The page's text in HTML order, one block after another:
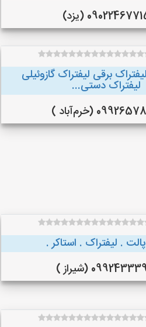
(یزد)
برقی لیفتراک گازوئیلی
لیفتراک دستی...
(خرم‌آباد )
. لیفتراک . استاکر .
(شیراز )